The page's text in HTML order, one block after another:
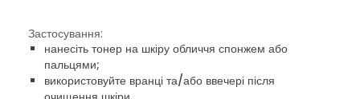
Застосування:
нанесіть тонер на шкіру обличчя спонжем або
пальцями;
використовуйте вранці та/або ввечері після